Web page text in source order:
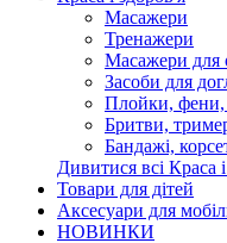
Масажери
Тренажери
Масажери для
Засоби для
Плойки, фени,
Бритви,
Бандажі,
Дивитися всі Краса
Товари для дітей
Аксесуари для
НОВИНКИ